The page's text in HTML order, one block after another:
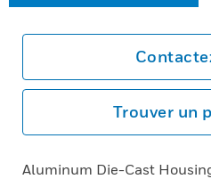
Trouver un
Aluminum Die-Cast